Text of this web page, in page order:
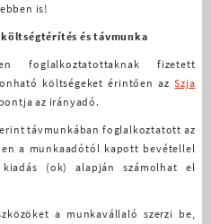
is!
és távmunka
foglalkoztatottaknak fizetett
költségeket érintően azSzja
az irányadó.
távmunkában foglalkoztatott az
a munkaadótól kapott bevétellel
(ok) alapján számolhat el
a munkavállaló szerzi be,